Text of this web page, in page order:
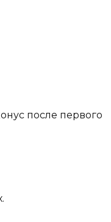
после первого